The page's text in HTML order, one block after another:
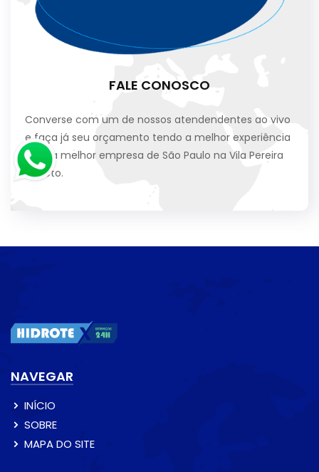
FALE CONOSCO
Converse com um de nossos atendendentes ao vivo
e faça já seu orçamento tendo a melhor experiência
com a melhor empresa de São Paulo na Vila Pereira
Barreto.
NAVEGAR
INÍCIO
SOBRE
MAPA DO SITE